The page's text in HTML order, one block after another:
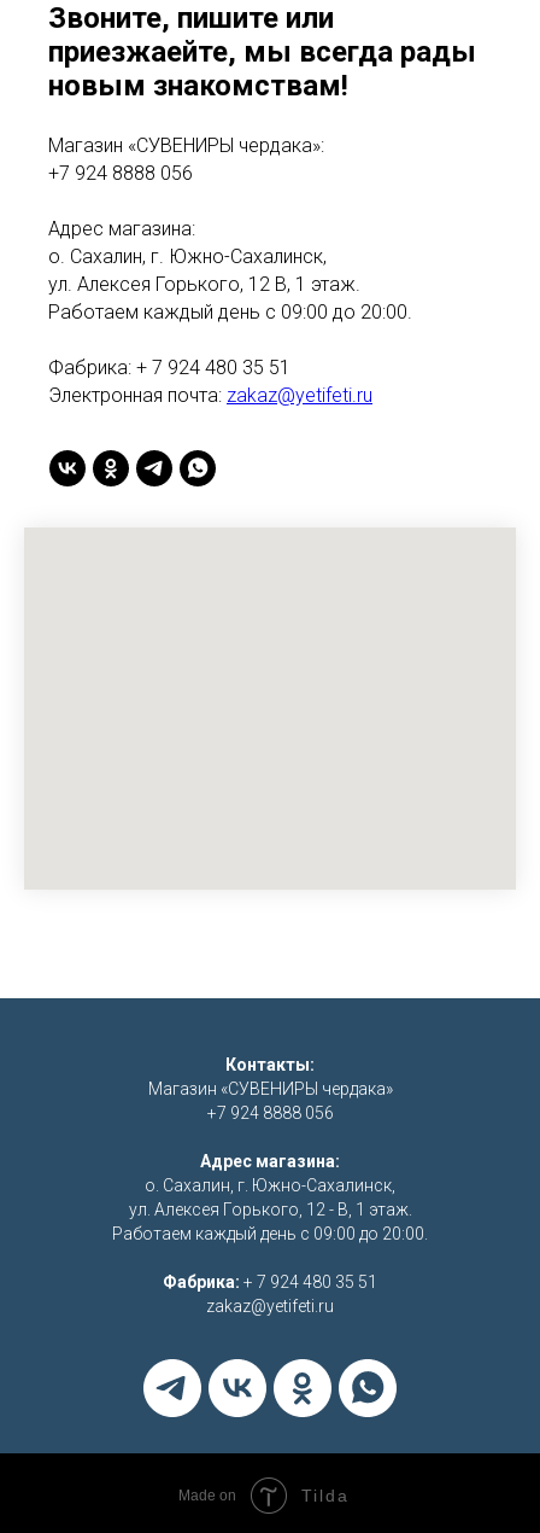
Звоните, пишите или
приезжаейте, мы всегда рады
новым знакомствам!
Магазин «СУВЕНИРЫ чердака»:
+7 924 8888 056
Адрес магазина:
о. Сахалин, г. Южно-Сахалинск,
ул. Алексея Горького, 12 В, 1 этаж.
Работаем каждый день с 09:00 до 20:00.
Фабрика: + 7 924 480 35 51
Электронная почта: zakaz@yetifeti.ru
Контакты:
Магазин «СУВЕНИРЫ чердака»
+7 924 8888 056
Адрес магазина:
о. Сахалин, г. Южно-Сахалинск,
ул. Алексея Горького, 12 - В, 1 этаж.
Работаем каждый день с 09:00 до 20:00.
Фабрика: + 7 924 480 35 51
zakaz@yetifeti.ru
Made on Tilda